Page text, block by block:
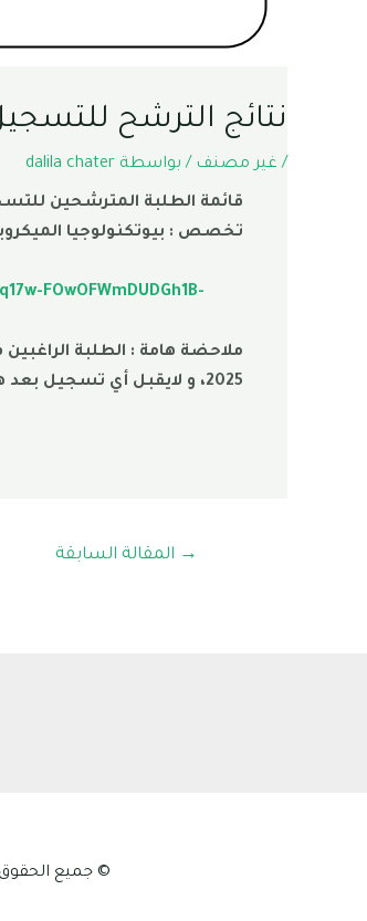
نتائج الترشح للتسجيل في طور
/ غير مصنف / بواسطة dalila chater
قائمة الطلبة المترشحين
تخصص : بيوتكنولوجيا
FOwOFWmDUDGh1B-
2025، و لايقبل أي تسجيل بعد هذا التاريخ.
→ المقالة السابقة
© جميع الحقوق محفوظة